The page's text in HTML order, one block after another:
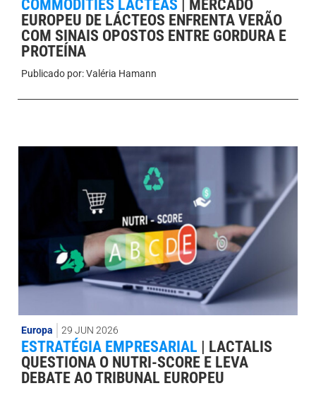
COMMODITIES LÁCTEAS
MERCADO
EUROPEU DE LÁCTEOS ENFRENTA VERÃO
COM SINAIS OPOSTOS ENTRE GORDURA E
PROTEÍNA
Publicado por:Valéria Hamann
Europa 29 JUN 2026
ESTRATÉGIA EMPRESARIAL | LACTALIS
QUESTIONA O NUTRI-SCORE E LEVA
DEBATE AO TRIBUNAL EUROPEU